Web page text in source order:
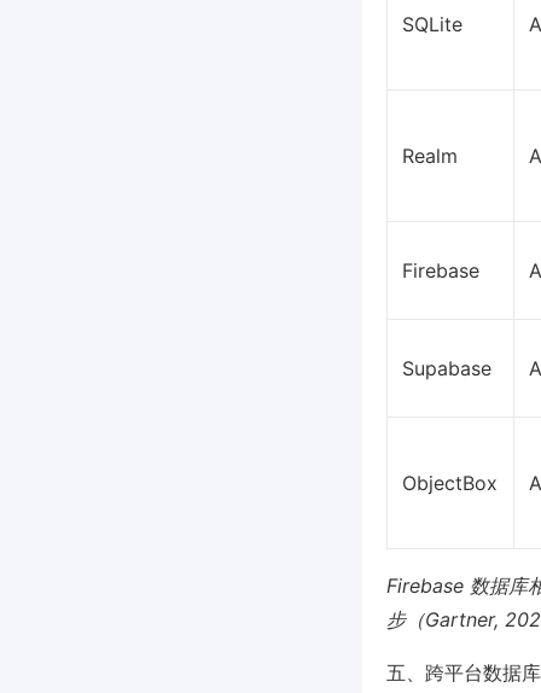
SQLite
Realm
Firebase
Supabase
ObjectBox
Firebase 数据库
步（Gartner,
五、跨平台数据